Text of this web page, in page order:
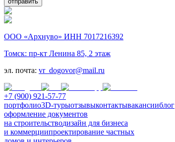
ООО «Архнуво» ИНН 7017216392
Томск: пр-кт Ленина 85, 2 этаж
эл. почта: vr_dogovor@mail.ru
+7 (900) 921-57-77
портфолио3D-турыотзывыконтактывакансииблог
оформление документов
на строительстводизайн для бизнеса
и коммерциипроектирование частных